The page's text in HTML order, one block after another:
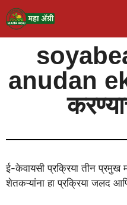
anudan
ई-केवायसी प्रक्रिया तीन प्रमुख
शेतकऱ्यांना हा प्रक्रिया जलद